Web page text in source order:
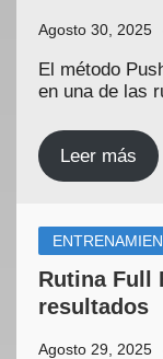
Agosto 30, 2025
El método
en una de las
Leer más
Rutina Full
resultados
Agosto 29, 2025